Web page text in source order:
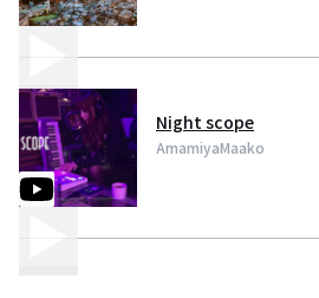
Night scope
AmamiyaMaako